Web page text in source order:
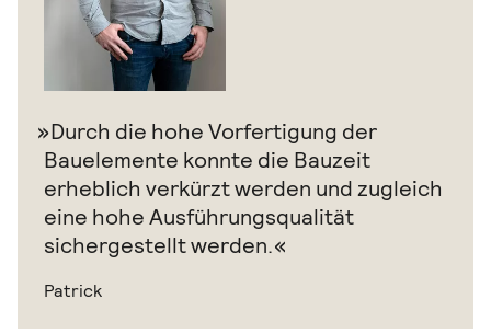
Durch die hohe Vorfertigung der
Bauelemente konnte die Bauzeit
erheblich verkürzt werden und zugleich
eine hohe Ausführungsqualität
sichergestellt werden.
Patrick